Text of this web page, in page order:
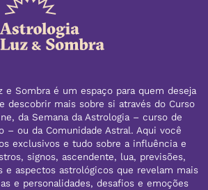
e Sombra é um espaço para quem deseja
descobrir mais sobre si através do Curso
da Semana da Astrologia – curso de
– ou da Comunidade Astral. Aqui você
exclusivos e tudo sobre a influência e
signos, ascendente, lua, previsões,
e aspectos astrológicos que revelam mais
e personalidades, desafios e emoções